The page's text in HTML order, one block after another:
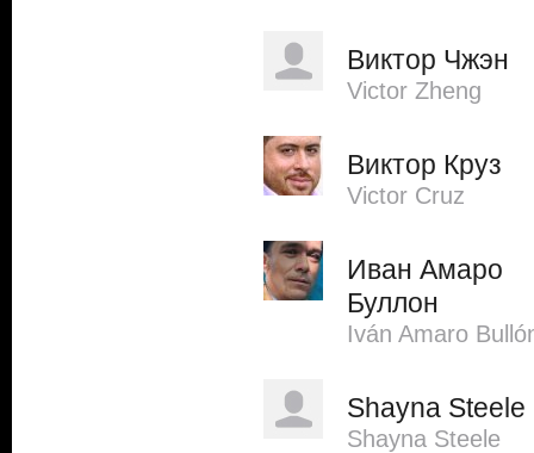
Виктор Чжэн
Victor Zheng
Виктор Круз
Victor Cruz
Иван Амаро
Буллон
Iván Amaro
Shayna Steele
Shayna Steele